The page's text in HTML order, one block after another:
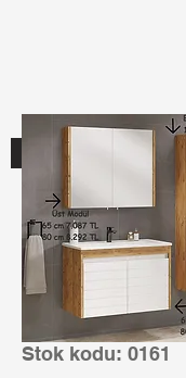
E-KATALOG
Stok kodu: 0161